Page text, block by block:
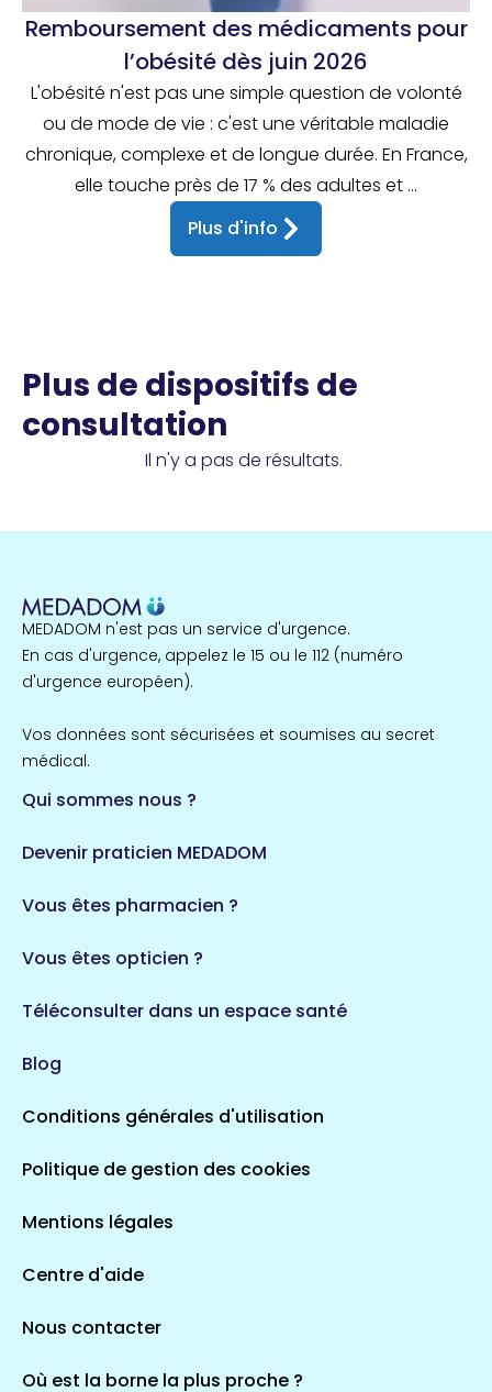
Remboursement des médicaments pour
l’obésité dès juin 2026
L'obésité n'est pas une simple question de volonté
ou de mode de vie : c'est une véritable maladie
chronique, complexe et de longue durée. En France,
elle touche près de 17 % des adultes et ...
Plus d'info
Plus de dispositifs de
consultation
Il n'y a pas de résultats.
MEDADOM n'est pas un service d'urgence.
En cas d'urgence, appelez le 15 ou le 112 (numéro
d'urgence européen).
Vos données sont sécurisées et soumises au secret
médical.
Qui sommes nous ?
Devenir praticien MEDADOM
Vous êtes pharmacien ?
Vous êtes opticien ?
Téléconsulter dans un espace santé
Blog
Conditions générales d'utilisation
Politique de gestion des cookies
Mentions légales
Centre d'aide
Nous contacter
Où est la borne la plus proche ?